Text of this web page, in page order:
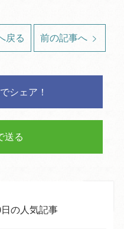
戻る 前の記事へ
シェア！
送る
の人気記事